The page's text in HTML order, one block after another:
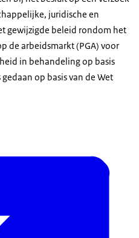
juridische en
gewijzigde beleid rondom het
de arbeidsmarkt (PGA) voor
in behandeling op basis
op basis van de Wet